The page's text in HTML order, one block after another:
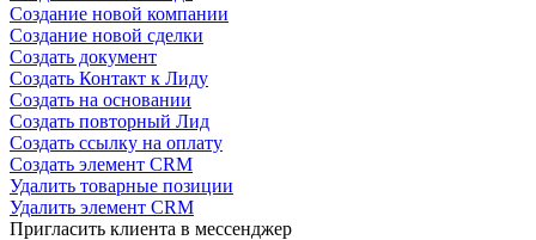
Создание новой компании
Создание новой сделки
Создать документ
Создать Контакт к Лиду
Создать на основании
Создать повторный Лид
Создать ссылку на оплату
Создать элемент CRM
Удалить товарные позиции
Удалить элемент CRM
Пригласить клиента в мессенджер